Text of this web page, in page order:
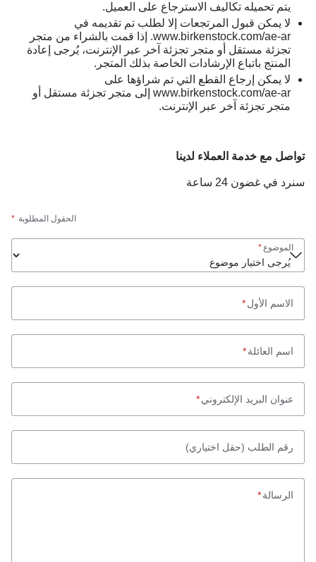
يتم تحميله تكاليف الاسترجاع على العميل.
لا يمكن قبول المرتجعات إلا لطلب تم تقديمه في
www.birkenstock.com/ae-ar. إذا قمت بالشراء من متجر
تجزئة مستقل أو متجر تجزئة آخر عبر الإنترنت، يُرجى إعادة
المنتج باتباع الإرشادات الخاصة بذلك المتجر.
لا يمكن إرجاع القطع التي تم شراؤها على
www.birkenstock.com/ae-ar إلى متجر تجزئة مستقل أو
متجر تجزئة آخر عبر الإنترنت.
تواصل مع خدمة العملاء لدينا
سنرد في غضون 24 ساعة
الحقول المطلوبة *
الموضوع*
الاسم الأول*
اسم العائلة*
عنوان البريد الإلكتروني*
رقم الطلب (حقل اختياري)
الرسالة*